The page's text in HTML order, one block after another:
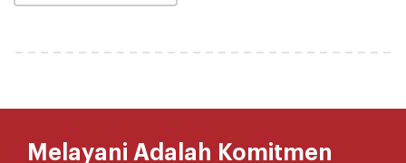
Melayani Adalah Komitmen